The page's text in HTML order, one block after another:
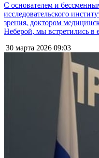
С основателем и
исследовательского
зрения, доктором
Неберой, мы встретились в
30 марта 2026 09:03